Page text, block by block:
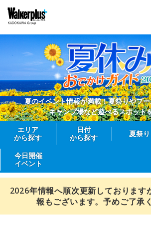
夏のイベント情報が満載！夏祭りやプ
キャンプ場など遊べるスポット
エリア
から探す
日付
から探す
夏祭り
今日開催
イベント
2026年情報へ順次更新しております
報もございます。予めご了承